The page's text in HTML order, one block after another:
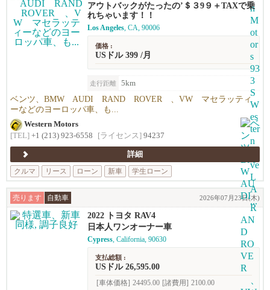
アウトバックがたったの’＄３9９＋TAXで乗
れちゃいます！！
Los Angeles, CA, 90006
価格 :
USドル 399 /月
走行距離 5km
ベンツ、BMW AUDI RAND ROVER 、VW マセラッティ
ーなどのヨーロッパ車、も...
Western Motors
[TEL] +1 (213) 923-6558 [ライセンス] 94237
詳細
クルマ
リース ローン 新車 学生ローン
売ります 自動車 2026年07月23日(木)
2022 トヨタ RAV4
日本人ワンオーナー車
Cypress, California, 90630
支払総額 :
USドル 26,595.00
[車体価格] 24495.00 [諸費用] 2100.00